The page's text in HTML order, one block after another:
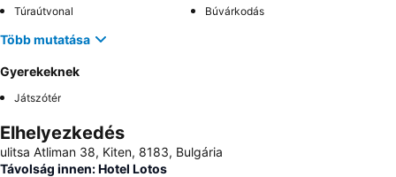
Túraútvonal
Búvárkodás
Több mutatása
Gyerekeknek
Játszótér
Elhelyezkedés
ulitsa Atliman 38, Kiten, 8183, Bulgária
Távolság innen: Hotel Lotos